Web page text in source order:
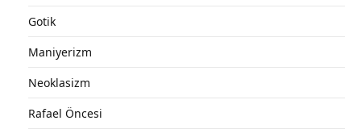
Gotik
Maniyerizm
Neoklasizm
Rafael Öncesi